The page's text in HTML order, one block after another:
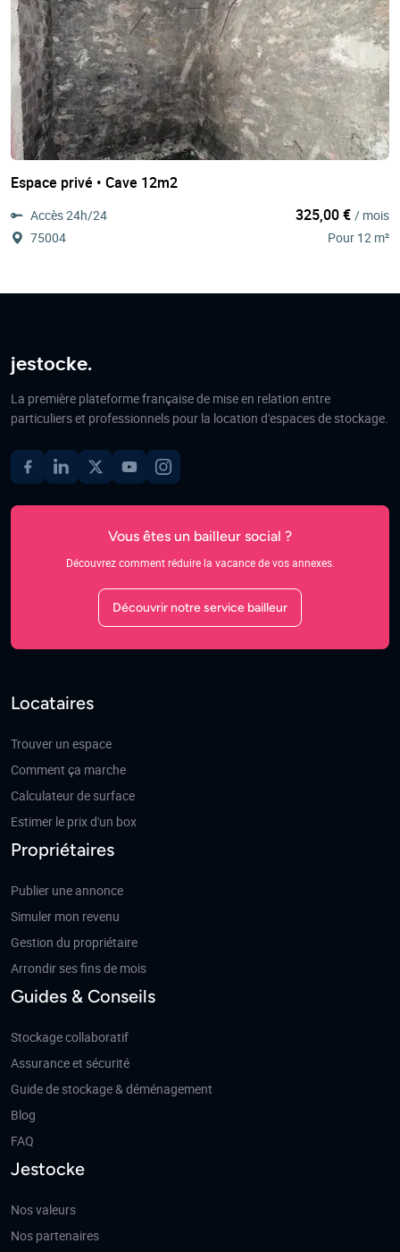
Espace privé • Cave 12m2
Accès 24h/24
75004
325,00 € / mois
Pour 12 m²
jestocke.
La première plateforme française de mise en relation entre
particuliers et professionnels pour la location d'espaces de stockage.
Vous êtes un bailleur social ?
Découvrez comment réduire la vacance de vos annexes.
Découvrir notre service bailleur
Locataires
Trouver un espace
Comment ça marche
Calculateur de surface
Estimer le prix d'un box
Propriétaires
Publier une annonce
Simuler mon revenu
Gestion du propriétaire
Arrondir ses fins de mois
Guides & Conseils
Stockage collaboratif
Assurance et sécurité
Guide de stockage & déménagement
Blog
FAQ
Jestocke
Nos valeurs
Nos partenaires